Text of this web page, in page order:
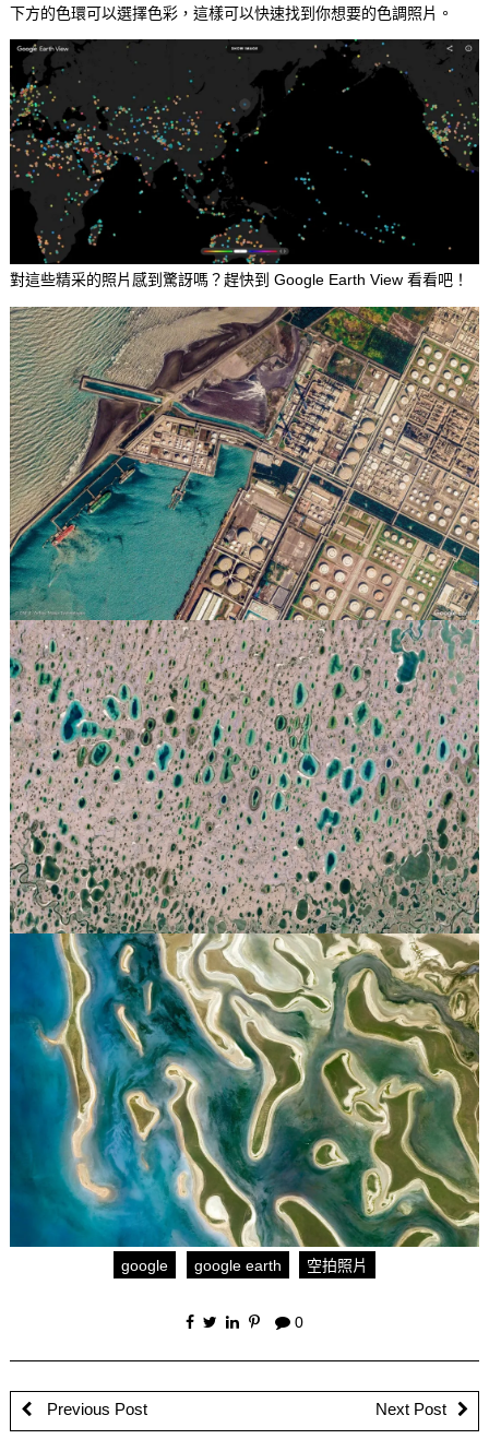
下方的色環可以選擇色彩，這樣可以快速找到你想要的色調照片。
對這些精采的照片感到驚訝嗎？趕快到 Google Earth View 看看吧！
google google earth 空拍照片
0
Previous Post Next Post